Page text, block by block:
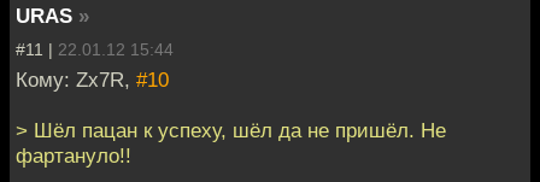
URAS »
#11 | 22.01.12 15:44
Кому: Zx7R, #10
> Шёл пацан к успеху, шёл да не пришёл. Не
фартануло!!